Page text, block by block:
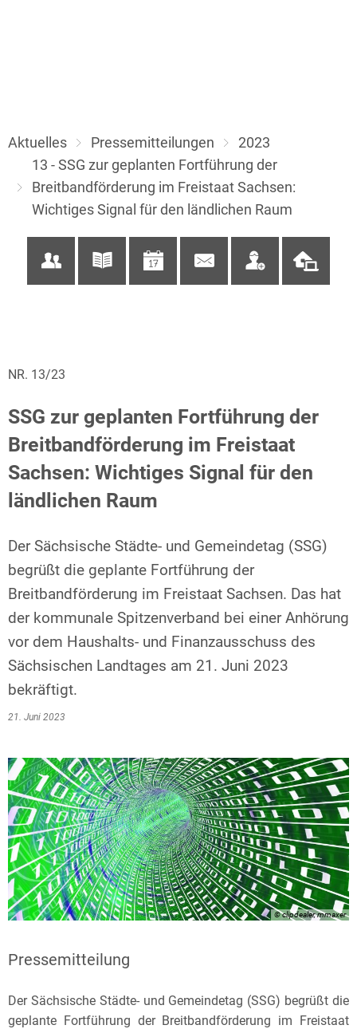
Aktuelles Pressemitteilungen
2023
13 - SSG zur geplanten Fortführung der
Breitbandförderung im Freistaat Sachsen:
Wichtiges Signal für den ländlichen Raum
NR. 13/23
SSG zur geplanten Fortführung der
Breitbandförderung im Freistaat
Sachsen: Wichtiges Signal für den
ländlichen Raum
Der Sächsische Städte- und Gemeindetag (SSG)
begrüßt die geplante Fortführung der
Breitbandförderung im Freistaat Sachsen. Das hat
der kommunale Spitzenverband bei einer Anhörung
vor dem Haushalts- und Finanzausschuss des
Sächsischen Landtages am 21. Juni 2023
bekräftigt.
21. Juni 2023
© clipdealer, mmaxer
Pressemitteilung
Der Sächsische Städte- und Gemeindetag (SSG) begrüßt die
geplante Fortführung der Breitbandförderung im Freistaat